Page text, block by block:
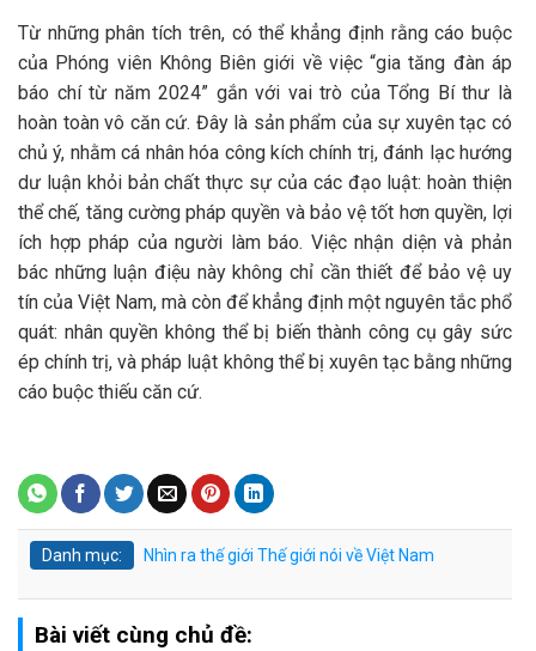
Từ những phân tích trên, có thể khẳng định rằng cáo buộc
của Phóng viên Không Biên giới về việc “gia tăng đàn áp
báo chí từ năm 2024” gắn với vai trò của Tổng Bí thư là
hoàn toàn vô căn cứ. Đây là sản phẩm của sự xuyên tạc có
chủ ý, nhằm cá nhân hóa công kích chính trị, đánh lạc hướng
dư luận khỏi bản chất thực sự của các đạo luật: hoàn thiện
thể chế, tăng cường pháp quyền và bảo vệ tốt hơn quyền, lợi
ích hợp pháp của người làm báo. Việc nhận diện và phản
bác những luận điệu này không chỉ cần thiết để bảo vệ uy
tín của Việt Nam, mà còn để khẳng định một nguyên tắc phổ
quát: nhân quyền không thể bị biến thành công cụ gây sức
ép chính trị, và pháp luật không thể bị xuyên tạc bằng những
cáo buộc thiếu căn cứ.
Danh mục: Nhìn ra thế giới Thế giới nói về Việt Nam
Bài viết cùng chủ đề: